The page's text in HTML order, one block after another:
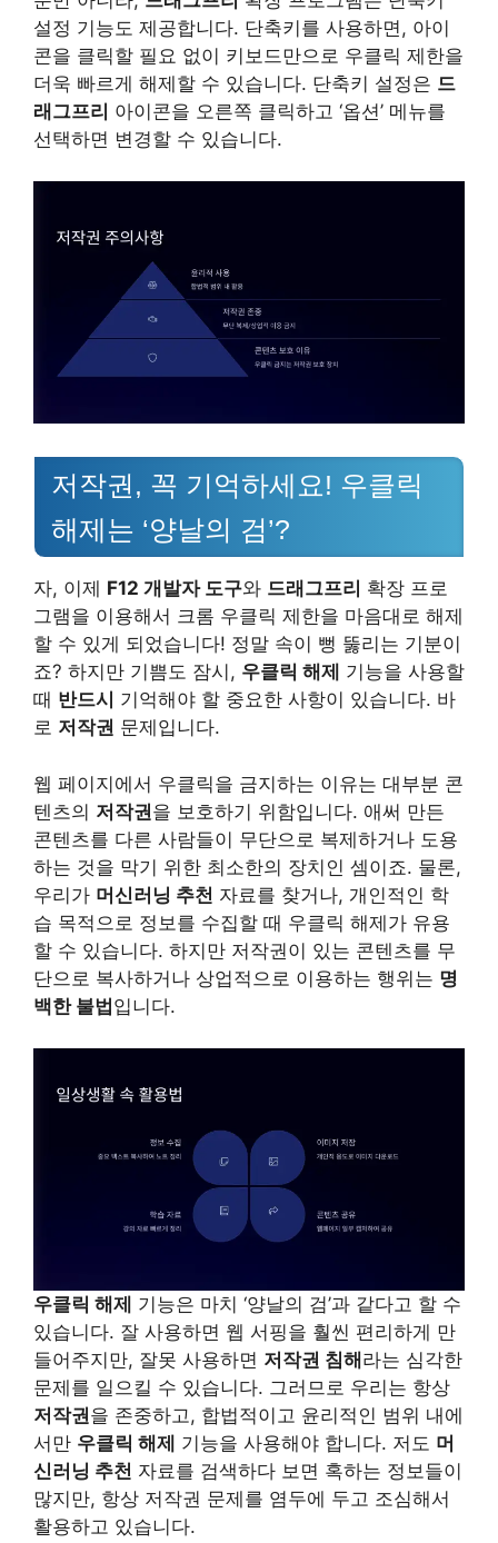
설정 기능도 제공합니다. 단축키를 사용하면, 아이
콘을 클릭할 필요 없이 키보드만으로 우클릭 제한을
더욱 빠르게 해제할 수 있습니다. 단축키 설정은 드
래그프리 아이콘을 오른쪽 클릭하고 ‘옵션’ 메뉴를
선택하면 변경할 수 있습니다.
저작권, 꼭 기억하세요! 우클릭
해제는 ‘양날의 검’?
자, 이제 F12 개발자 도구와 드래그프리 확장 프로
그램을 이용해서 크롬 우클릭 제한을 마음대로 해제
할 수 있게 되었습니다! 정말 속이 뻥 뚫리는 기분이
죠? 하지만 기쁨도 잠시, 우클릭 해제 기능을 사용할
때 반드시 기억해야 할 중요한 사항이 있습니다. 바
로 저작권 문제입니다.
웹 페이지에서 우클릭을 금지하는 이유는 대부분 콘
텐츠의 저작권을 보호하기 위함입니다. 애써 만든
콘텐츠를 다른 사람들이 무단으로 복제하거나 도용
하는 것을 막기 위한 최소한의 장치인 셈이죠. 물론,
우리가 머신러닝 추천 자료를 찾거나, 개인적인 학
습 목적으로 정보를 수집할 때 우클릭 해제가 유용
할 수 있습니다. 하지만 저작권이 있는 콘텐츠를 무
단으로 복사하거나 상업적으로 이용하는 행위는 명
백한 불법입니다.
우클릭 해제 기능은 마치 ‘양날의 검’과 같다고 할 수
있습니다. 잘 사용하면 웹 서핑을 훨씬 편리하게 만
들어주지만, 잘못 사용하면 저작권 침해 라는 심각한
문제를 일으킬 수 있습니다. 그러므로 우리는 항상
저작권을 존중하고, 합법적이고 윤리적인 범위 내에
서만 우클릭 해제 기능을 사용해야 합니다. 저도 머
신러닝 추천 자료를 검색하다 보면 혹하는 정보들이
많지만, 항상 저작권 문제를 염두에 두고 조심해서
활용하고 있습니다.